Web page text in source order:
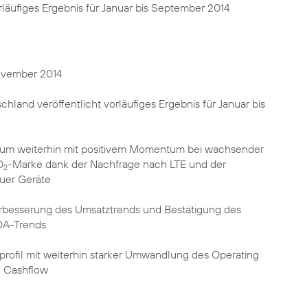
Ergebnis für Januar bis September 2014
2014
veröffentlicht vorläufiges Ergebnis für Januar bis
weiterhin mit positivem Momentum bei wachsender
2-Marke dank der Nachfrage nach LTE und der
Geräte
des Umsatztrends und Bestätigung des
Trends
mit weiterhin starker Umwandlung des Operating
Cashflow